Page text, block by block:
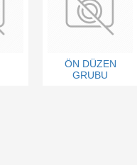
ÖN DÜZEN
GRUBU